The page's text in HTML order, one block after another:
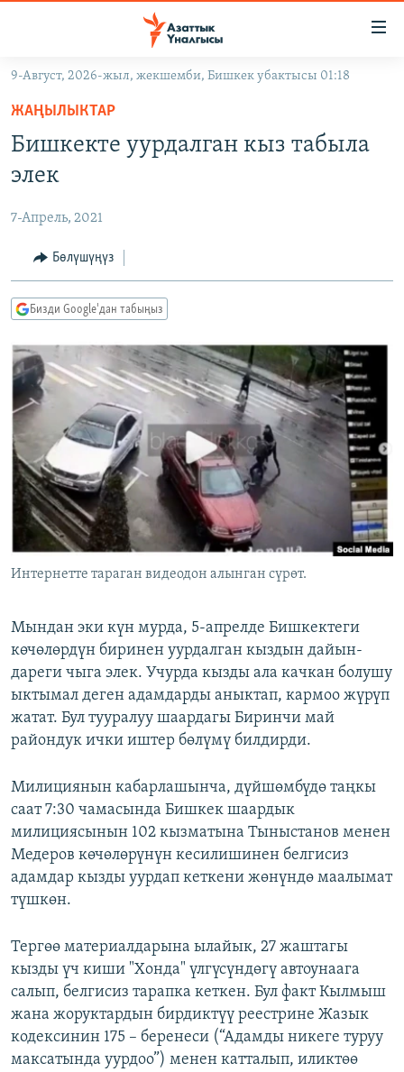
Навигацияга
өтүңүз
Издөөгө
салыңыз
ЭКОНОМИКА
МАДАНИЯТ
БОРБОР АЗИЯ
АТАЙЫН ИЛИКТӨӨ
ТВ ПРОГРАММАЛАР
ЭКСПЕРТТЕР ТАЛДАЙТ
БИЗ ЖАНА ДҮЙНӨ
ДАНИСТЕ
ЭЖЕ-СИҢДИЛЕР
АЗАТТЫК+
ЫҢГАЙСЫЗ СУРООЛОР
ӨЗГӨЧӨ ПИКИР
Русский
ОНЛАЙН ШЕРИНЕ
ЭЕ/АРнун бардык сайттары
9-Август, 2026-жыл, жекшемби, Бишкек убактысы 01:18
ЖАҢЫЛЫКТАР
Бишкекте уурдалган кыз табыла
элек
7-Апрель, 2021
Бөлүшүңүз
Бизди Google'дан табыңыз
Интернетте тараган видеодон алынган сүрөт.
Мындан эки күн мурда, 5-апрелде Бишкектеги
көчөлөрдүн биринен уурдалган кыздын дайын-
дареги чыга элек. Учурда кызды ала качкан болушу
ыктымал деген адамдарды аныктап, кармоо жүрүп
жатат. Бул тууралуу шаардагы Биринчи май
райондук ички иштер бөлүмү билдирди.
Милициянын кабарлашынча, дүйшөмбүдө таңкы
саат 7:30 чамасында Бишкек шаардык
милициясынын 102 кызматына Тыныстанов менен
Медеров көчөлөрүнүн кесилишинен белгисиз
адамдар кызды уурдап кеткени жөнүндө маалымат
түшкөн.
Тергөө материалдарына ылайык, 27 жаштагы
кызды үч киши "Хонда" үлгүсүндөгү автоунаага
салып, белгисиз тарапка кеткен. Бул факт Кылмыш
жана жоруктардын бирдиктүү реестрине Жазык
кодексинин 175 – беренеси (“Адамды никеге туруу
максатында уурдоо”) менен катталып, иликтөө